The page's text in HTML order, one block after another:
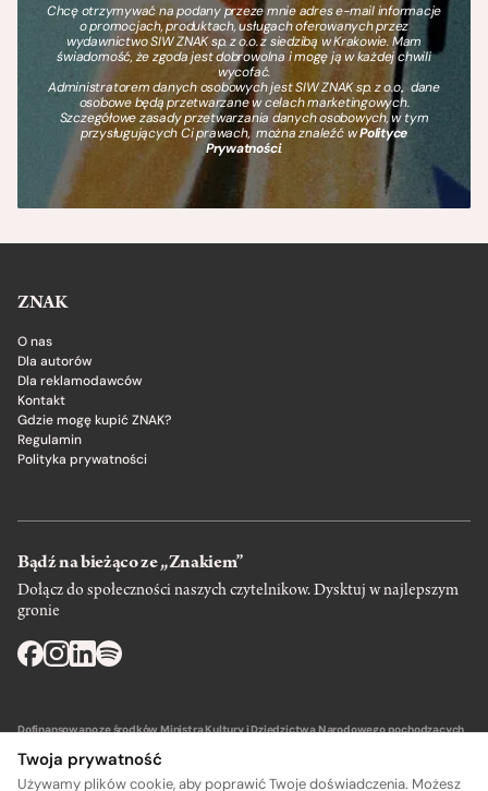
Chcę otrzymywać na podany przeze mnie adres e-mail informacje
o promocjach, produktach, usługach oferowanych przez
wydawnictwo SIW ZNAK sp. z o.o. z siedzibą w Krakowie. Mam
świadomość, że zgoda jest dobrowolna i mogę ją w każdej chwili
wycofać.
Administratorem danych osobowych jest SIW ZNAK sp. z o.o., dane
osobowe będą przetwarzane w celach marketingowych.
Szczegółowe zasady przetwarzania danych osobowych, w tym
przysługujących Ci prawach, można znaleźć wPolityce
Prywatności.
ZNAK
O nas
Dla autorów
Dla reklamodawców
Kontakt
Gdzie mogę kupić ZNAK?
Regulamin
Polityka prywatności
Bądź na bieżąco ze „Znakiem”
Dołącz do społeczności naszych czytelnikow. Dysktuj w najlepszym
gronie
Dofinansowano ze środków Ministra Kultury i Dziedzictwa Narodowego pochodzących
Twoja prywatność
Używamy plików cookie, aby poprawić Twoje doświadczenia. Możesz